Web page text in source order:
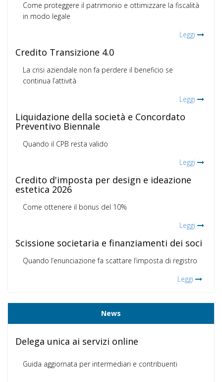
Come proteggere il patrimonio e ottimizzare la fiscalità
in modo legale
Leggi
Credito Transizione 4.0
La crisi aziendale non fa perdere il beneficio se
continua l’attività
Leggi
Liquidazione della società e Concordato
Preventivo Biennale
Quando il CPB resta valido
Leggi
Credito d'imposta per design e ideazione
estetica 2026
Come ottenere il bonus del 10%
Leggi
Scissione societaria e finanziamenti dei soci
Quando l’enunciazione fa scattare l’imposta di registro
Leggi
News
Delega unica ai servizi online
Guida aggiornata per intermediari e contribuenti